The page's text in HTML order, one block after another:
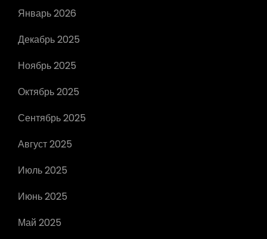
Январь 2026
Декабрь 2025
Ноябрь 2025
Октябрь 2025
Сентябрь 2025
Август 2025
Июль 2025
Июнь 2025
Май 2025